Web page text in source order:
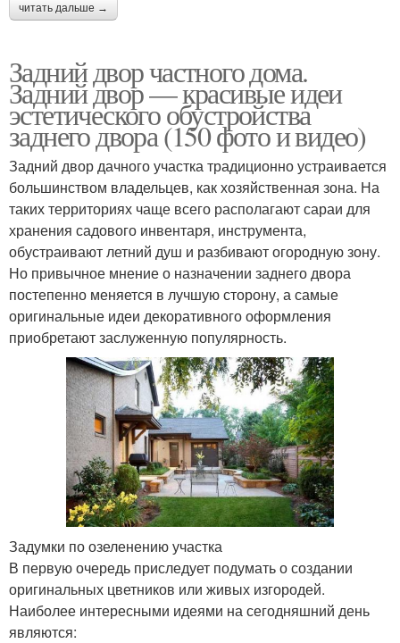
читать дальше →
Задний двор частного дома.
Задний двор — красивые идеи
эстетического обустройства
заднего двора (150 фото и видео)
Задний двор дачного участка традиционно устраивается
большинством владельцев, как хозяйственная зона. На
таких территориях чаще всего располагают сараи для
хранения садового инвентаря, инструмента,
обустраивают летний душ и разбивают огородную зону.
Но привычное мнение о назначении заднего двора
постепенно меняется в лучшую сторону, а самые
оригинальные идеи декоративного оформления
приобретают заслуженную популярность.
Задумки по озеленению участка
В первую очередь приследует подумать о создании
оригинальных цветников или живых изгородей.
Наиболее интересными идеями на сегодняшний день
являются: